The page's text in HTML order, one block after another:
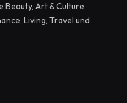
Art & Culture,
Living, Travel und